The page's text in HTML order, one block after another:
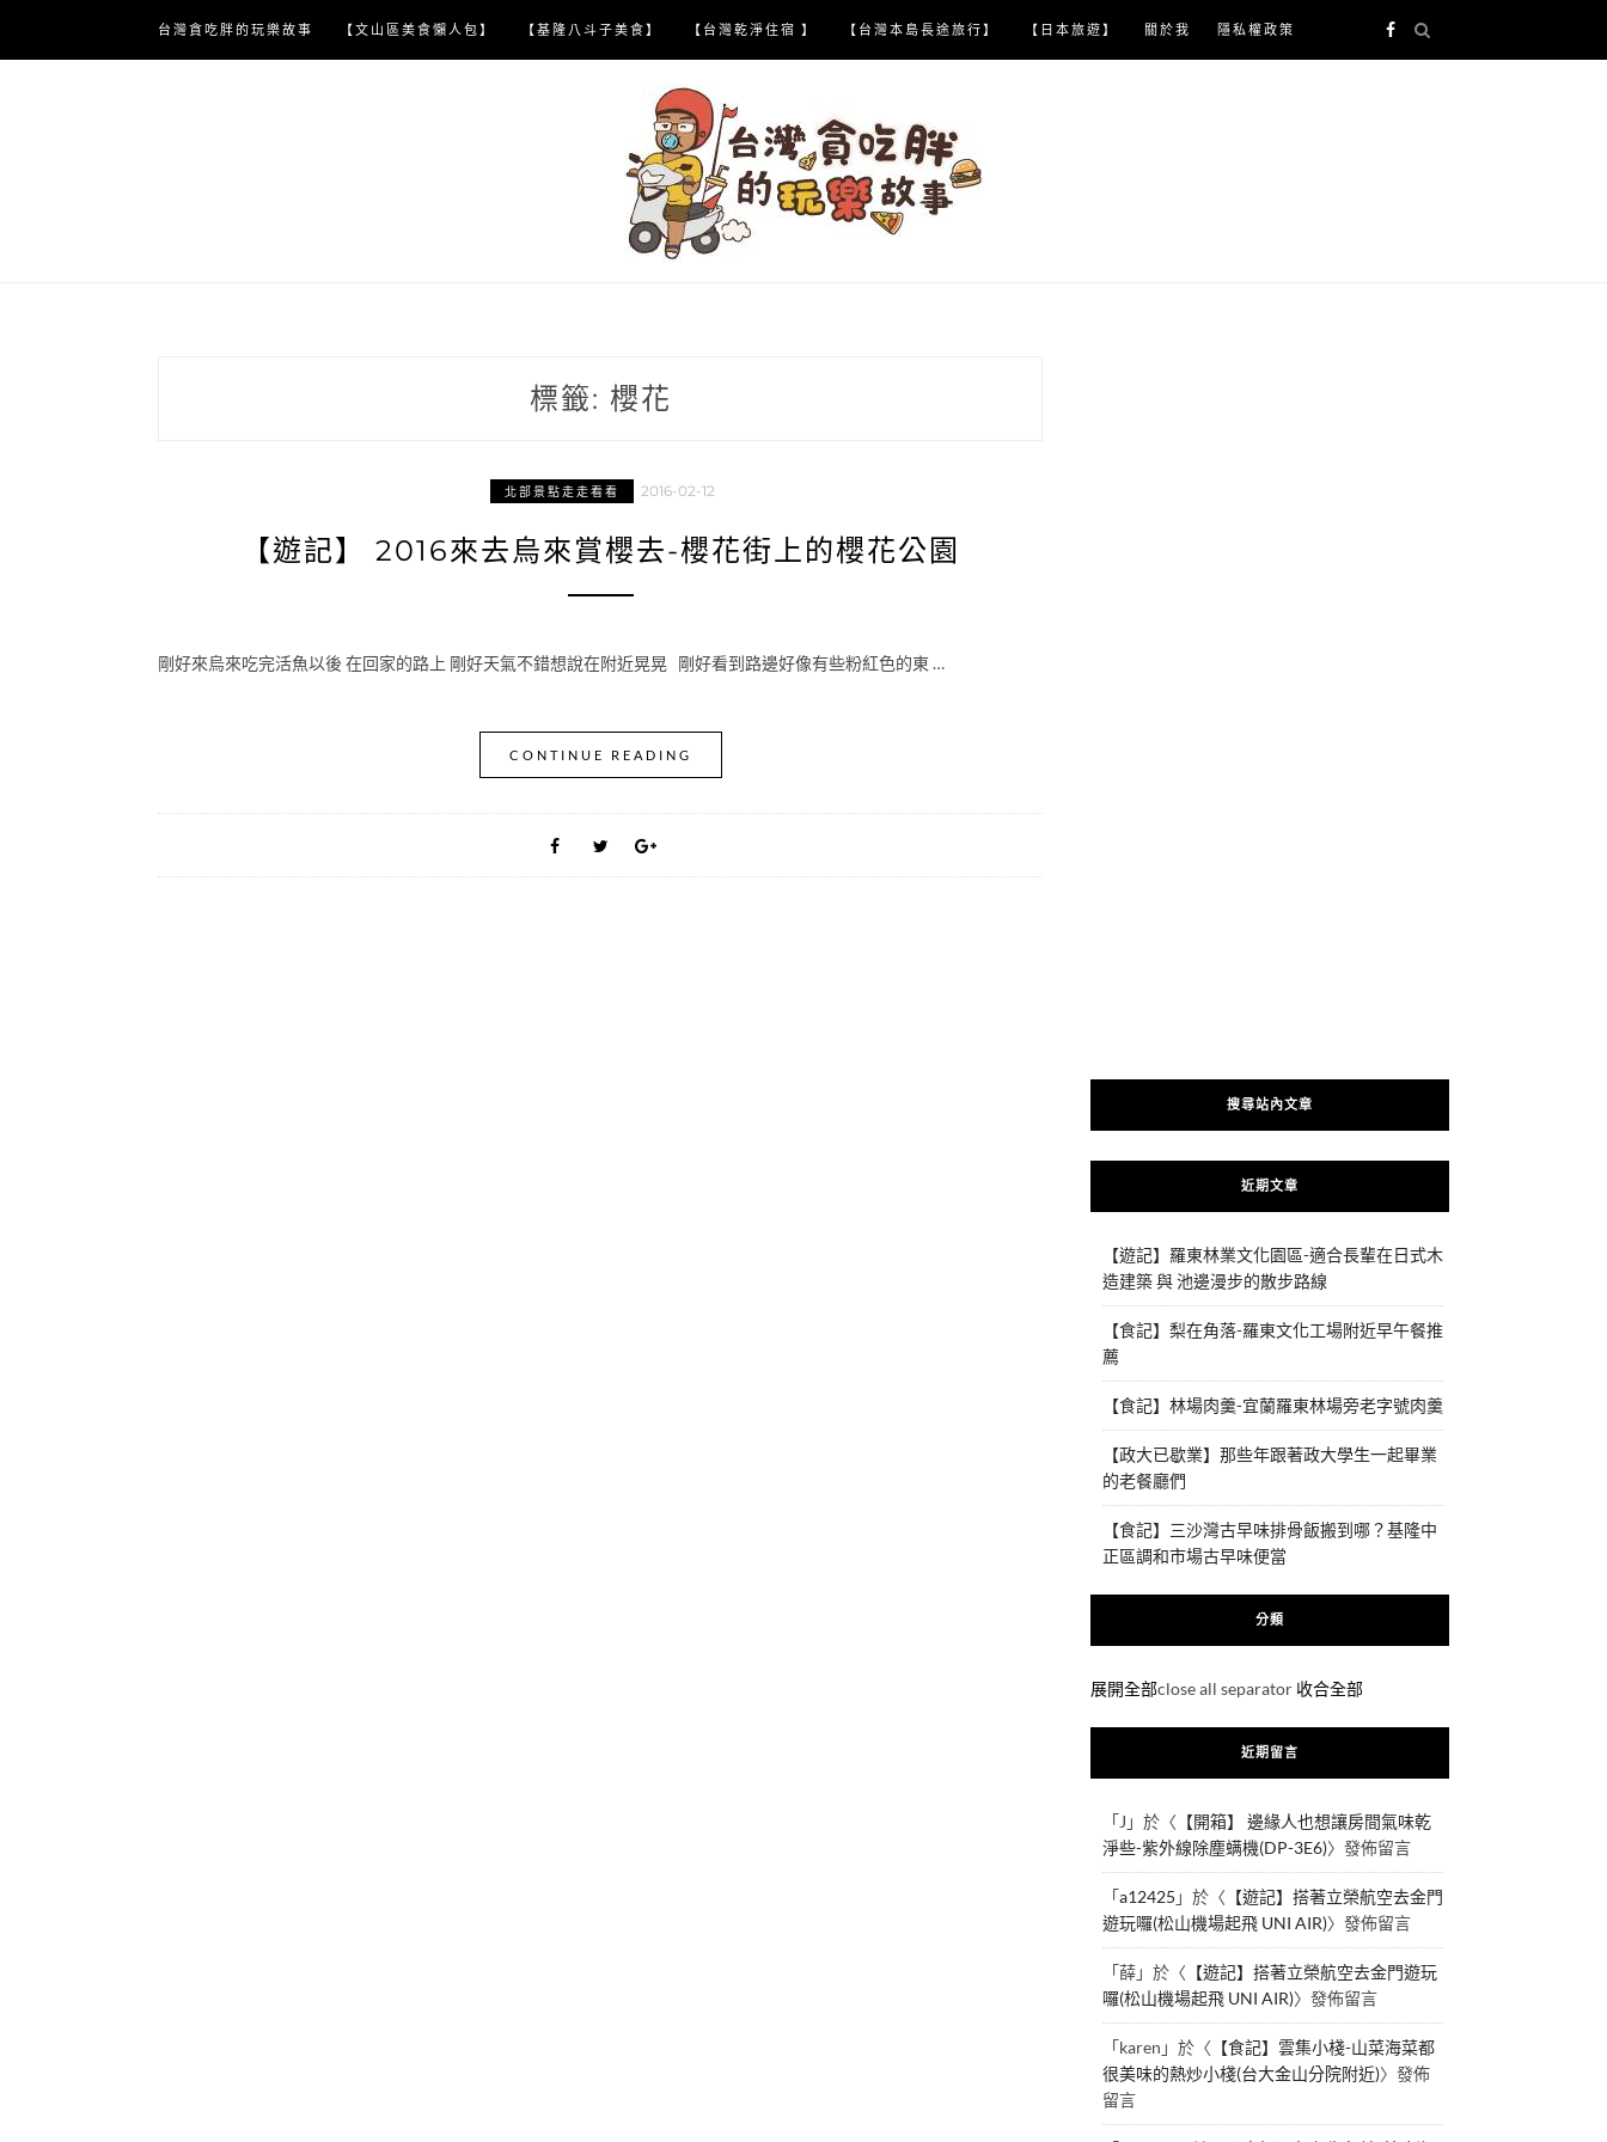
content
台灣貪吃胖的玩樂故事 【文山區美食懶人包】 【基隆八斗子美食】 【台灣乾淨住宿 】 【台灣本島長途旅行】 【日本旅遊】 關於我 隱私權政策
標籤: 櫻花
北部景點走走看看 2016-02-12
【遊記】 2016來去烏來賞櫻去-櫻花街上的櫻花公園
剛好來烏來吃完活魚以後 在回家的路上 剛好天氣不錯想說在附近晃晃 剛好看到路邊好像有些粉紅色的東 …
CONTINUE READING
搜尋站內文章
近期文章
【遊記】羅東林業文化園區-適合長輩在日式木
造建築 與 池邊漫步的散步路線
【食記】梨在角落-羅東文化工場附近早午餐推
薦
【食記】林場肉羹-宜蘭羅東林場旁老字號肉羹
【政大已歇業】那些年跟著政大學生一起畢業
的老餐廳們
【食記】三沙灣古早味排骨飯搬到哪？基隆中
正區調和市場古早味便當
分類
展開全部close all separator 收合全部
近期留言
「J 」於〈 【開箱】 邊緣人也想讓房間氣味乾
淨些-紫外線除塵螨機(DP-3E6)〉發佈留言
「a12425 」於〈 【遊記】搭著立榮航空去金門
遊玩囉(松山機場起飛 UNI AIR)〉發佈留言
「薛」於〈 【遊記】搭著立榮航空去金門遊玩
囉(松山機場起飛 UNI AIR)〉發佈留言
「karen 」於〈 【食記】雲集小棧-山菜海菜都
很美味的熱炒小棧(台大金山分院附近)〉發佈
留言